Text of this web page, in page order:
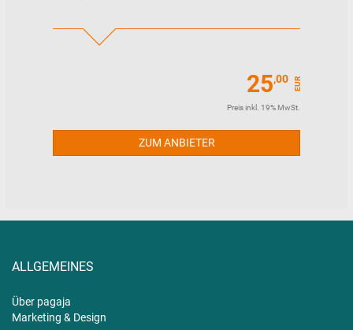
25,00 EUR
Preis inkl. 19% MwSt.
ZUM ANBIETER
ALLGEMEINES
Über pagaja
Marketing & Design